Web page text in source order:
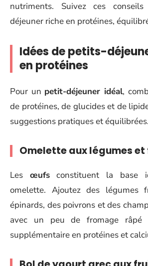
nutriments. Suivez ces
déjeuner riche en protéines,
Idées de petits-
en protéines
Pour un petit-déjeuner idéal,
de protéines, de glucides et de
suggestions pratiques et équilibrées.
Omelette aux légumes
Les œufsconstituent la base
omelette. Ajoutez des légumes
épinards, des poivrons et des
avec un peu de fromage râpé
supplémentaire en protéines et